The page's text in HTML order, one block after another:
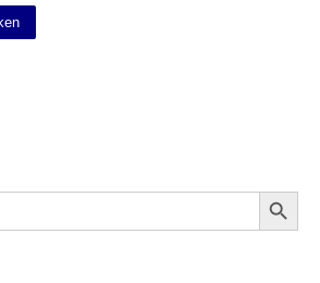
Search Button